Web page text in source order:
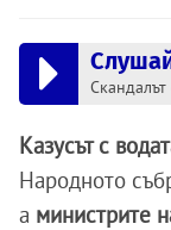
Казусът с
Народното
а министрите